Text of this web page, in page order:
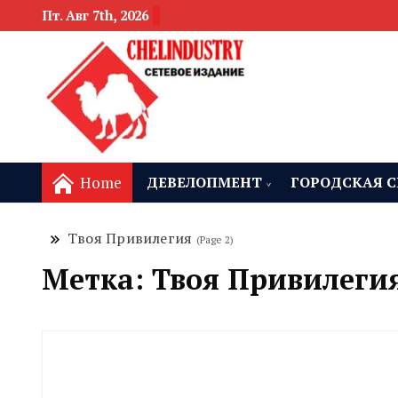
Пт. Авг 7th, 2026
Home ДЕВЕЛОПМЕНТ ГОРОДСКАЯ
Твоя Привилегия (Page 2)
Метка: Твоя